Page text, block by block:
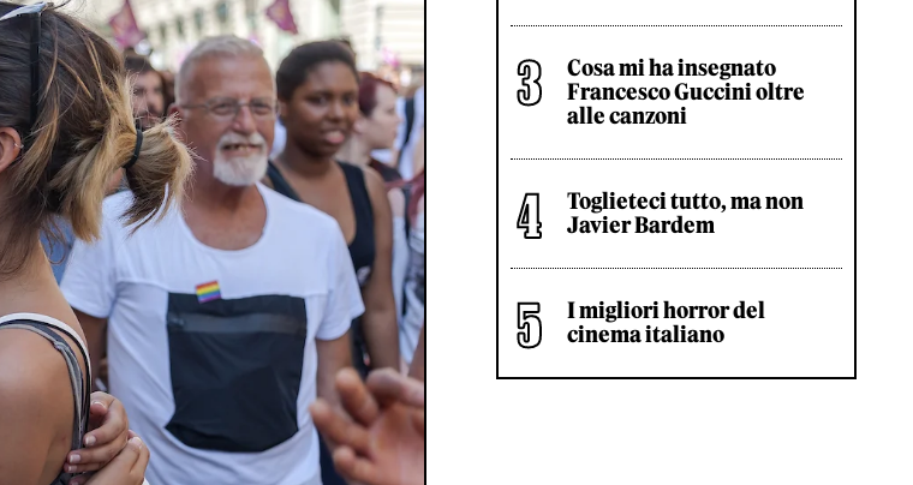
Cosa mi ha insegnato
Francesco Guccini oltre
alle canzoni
Toglieteci tutto, ma non
Javier Bardem
I migliori horror del
cinema italiano